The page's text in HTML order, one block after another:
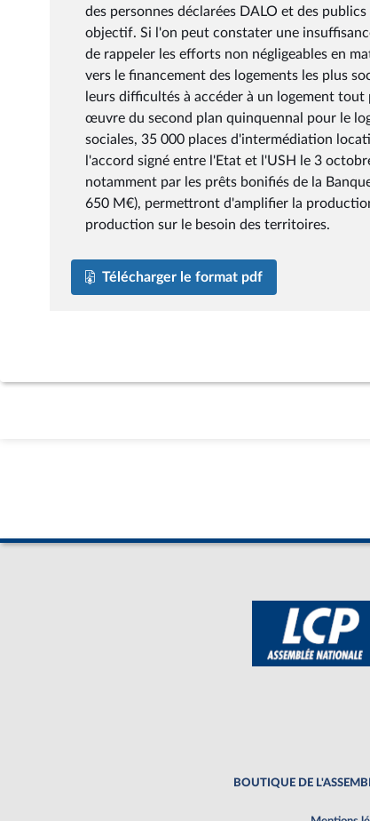
des personnes déclarées DALO et des
objectif. Si l'on peut constater une
de rappeler les efforts non négligeables en
vers le financement des logements les plus
leurs difficultés à accéder à un logement
œuvre du second plan quinquennal pour le
sociales, 35 000 places d'intermédiation
l'accord signé entre l'Etat et l'USH le 3
notamment par les prêts bonifiés de la
650 M€), permettront d'amplifier la
production sur le besoin des territoires.
Télécharger le format pdf
BOUTIQUE DE